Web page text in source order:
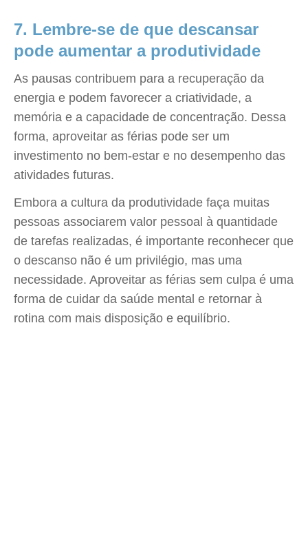
7. Lembre-se de que descansar
pode aumentar a produtividade
As pausas contribuem para a recuperação da
energia e podem favorecer a criatividade, a
memória e a capacidade de concentração. Dessa
forma, aproveitar as férias pode ser um
investimento no bem-estar e no desempenho das
atividades futuras.
Embora a cultura da produtividade faça muitas
pessoas associarem valor pessoal à quantidade
de tarefas realizadas, é importante reconhecer que
o descanso não é um privilégio, mas uma
necessidade. Aproveitar as férias sem culpa é uma
forma de cuidar da saúde mental e retornar à
rotina com mais disposição e equilíbrio.